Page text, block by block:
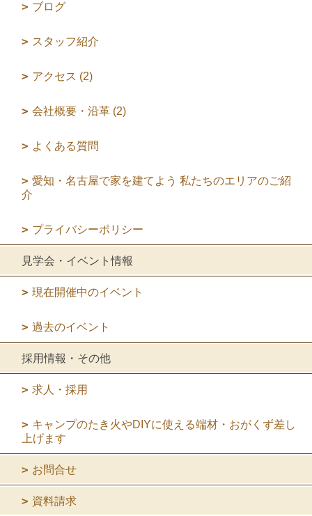
ブログ
スタッフ紹介
アクセス (2)
会社概要・沿革 (2)
よくある質問
愛知・名古屋で家を建てよう 私たちのエリアのご紹
介
プライバシーポリシー
見学会・イベント情報
現在開催中のイベント
過去のイベント
採用情報・その他
求人・採用
キャンプのたき火やDIYに使える端材・おがくず差し
上げます
お問合せ
資料請求